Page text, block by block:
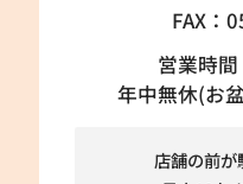
FAX：
営業時
年中無休(お
店舗の前が